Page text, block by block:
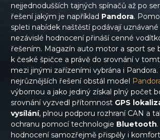
nejjednodušších tajných spínačů až po
řešení jakým je například Pandora.
spleti nabídek naštěstí podávají
nezávislé hodnocení přináší cenné
řešením. Magazín auto motor a sport se
k české špičce a právě do srovnání v
mezi jinými zařízeními vybrána i
nejrůznějších řešení obstál model
výbornou a jako jediný získal plný počet
srovnání vyzvedl přítomnost GPS
vysílání, plnou podporu rozhraní CAN a
ochranu pomocí technologie Bluetooth
hodnocení samozřejmě přispěly i